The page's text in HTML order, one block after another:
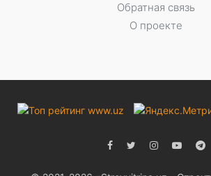
Обратная связь
О проекте